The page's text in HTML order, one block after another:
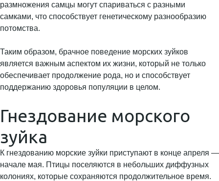
размножения самцы могут спариваться с разными
самками, что способствует генетическому разнообразию
потомства.
Таким образом, брачное поведение морских зуйков
является важным аспектом их жизни, который не только
обеспечивает продолжение рода, но и способствует
поддержанию здоровья популяции в целом.
Гнездование морского
зуйка
К гнездованию морские зуйки приступают в конце апреля —
начале мая. Птицы поселяются в небольших диффузных
колониях, которые сохраняются продолжительное время.